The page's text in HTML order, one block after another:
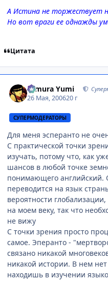
А Истина не торжествует
Но вот враги ее однажды
Цитата
Himura Yumi
26 Мая, 200620 г
СУПЕРМОДЕРАТОРЫ
Для меня эсперанто не
С практической точки
изучать, потому что, как
шансов в любой точке
понимающего английский.
переводится на язык
вероятности
на моем веку, так что
не вижу
С точки зрения просто
самое. Эперанто -
связано никакой
никакой истории. В нем
находишь в изучении